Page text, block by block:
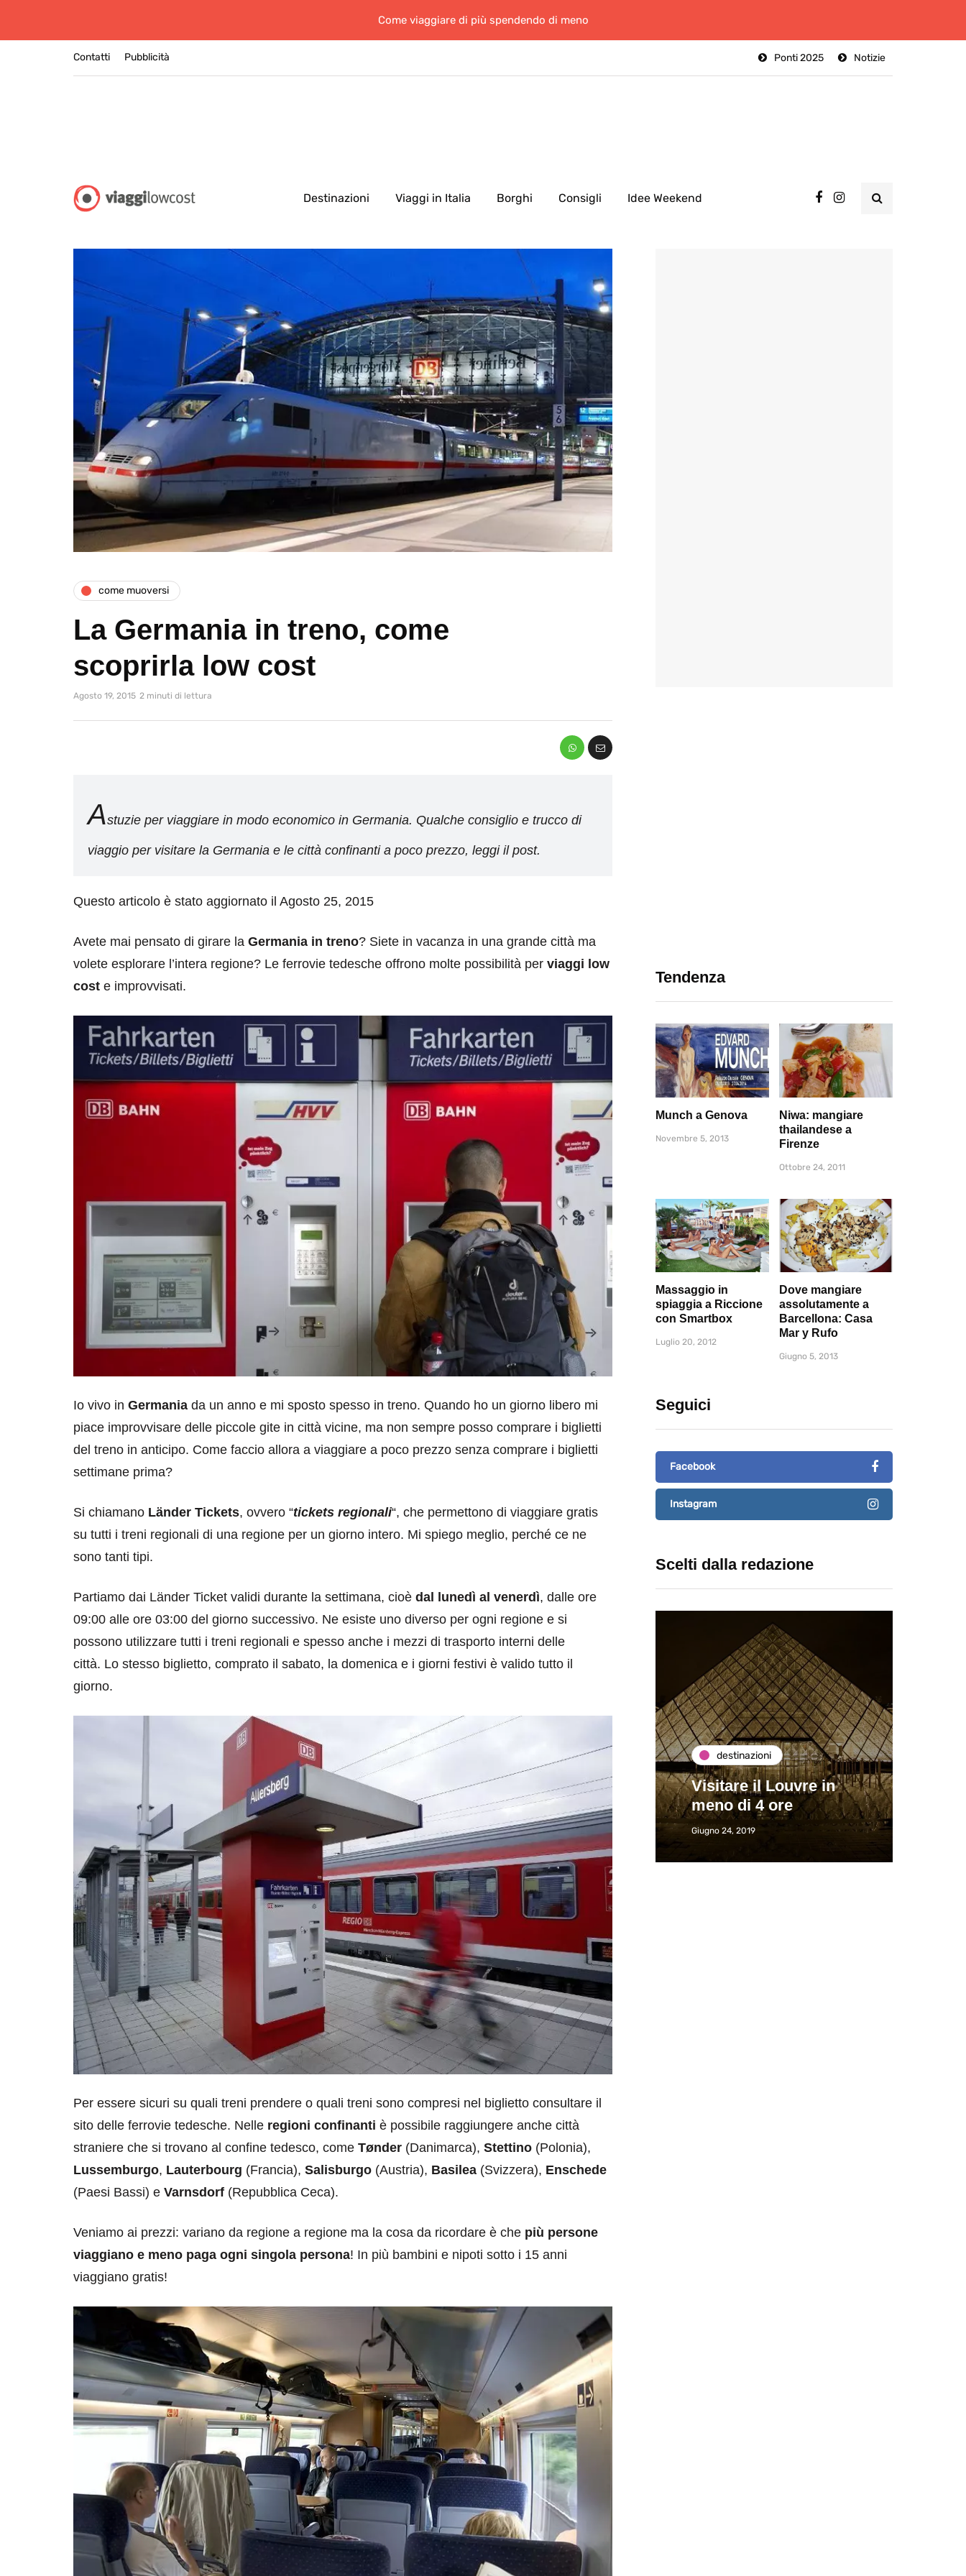
Come viaggiare di più spendendo di meno
Contatti Notizie
Ponti 2025
Pubblicità
Destinazioni Viaggi in Italia Borghi Consigli Idee Weekend
come muoversi
La Germania in treno, come
scoprirla low cost
Agosto 19, 2015 2 minuti di lettura
Astuzie per viaggiare in modo economico in Germania. Qualche consiglio e trucco di
viaggio per visitare la Germania e le città confinanti a poco prezzo, leggi il post.
Questo articolo è stato aggiornato il Agosto 25, 2015
Avete mai pensato di girare la Germania in treno? Siete in vacanza in una grande città ma
volete esplorare l’intera regione? Le ferrovie tedesche offrono molte possibilità per viaggi low
cost e improvvisati.
Io vivo in Germania da un anno e mi sposto spesso in treno. Quando ho un giorno libero mi
piace improvvisare delle piccole gite in città vicine, ma non sempre posso comprare i biglietti
del treno in anticipo. Come faccio allora a viaggiare a poco prezzo senza comprare i biglietti
settimane prima?
Si chiamano Länder Tickets, ovvero “tickets regionali“, che permettono di viaggiare gratis
su tutti i treni regionali di una regione per un giorno intero. Mi spiego meglio, perché ce ne
sono tanti tipi.
Partiamo dai Länder Ticket validi durante la settimana, cioè dal lunedì al venerdì, dalle ore
09:00 alle ore 03:00 del giorno successivo. Ne esiste uno diverso per ogni regione e si
possono utilizzare tutti i treni regionali e spesso anche i mezzi di trasporto interni delle
città. Lo stesso biglietto, comprato il sabato, la domenica e i giorni festivi è valido tutto il
giorno.
Per essere sicuri su quali treni prendere o quali treni sono compresi nel biglietto consultare il
sito delle ferrovie tedesche. Nelle regioni confinanti è possibile raggiungere anche città
straniere che si trovano al confine tedesco, come Tønder (Danimarca), Stettino (Polonia),
Lussemburgo, Lauterbourg (Francia), Salisburgo (Austria), Basilea (Svizzera), Enschede
(Paesi Bassi) e Varnsdorf (Repubblica Ceca).
Veniamo ai prezzi: variano da regione a regione ma la cosa da ricordare è che più persone
viaggiano e meno paga ogni singola persona! In più bambini e nipoti sotto i 15 anni
viaggiano gratis!
Tendenza
Munch a Genova
Novembre 5, 2013
Niwa: mangiare
thailandese a
Firenze
Ottobre 24, 2011
Massaggio in
spiaggia a Riccione
con Smartbox
Luglio 20, 2012
Dove mangiare
assolutamente a
Barcellona: Casa
Mar y Rufo
Giugno 5, 2013
Seguici
Facebook
Instagram
Scelti dalla redazione
Paros e la Grecia di
Immaturi il Viaggio
Giugno 26, 2013
Eventi di aprile 2026 a
Rimini e dintorni
Marzo 31, 2026
destinazioni
Visitare il Louvre in
meno di 4 ore
Giugno 24, 2019